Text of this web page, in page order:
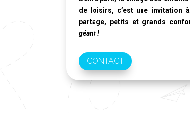
de loisirs, c’est une invitation
partage, petits et grands
géant !
CONTACT